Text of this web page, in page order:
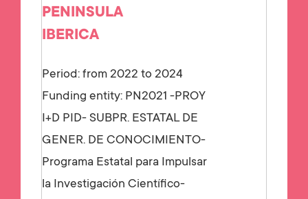
PENINSULA
IBERICA
Period: from 2022 to 2024
Funding entity: PN2021 -PROY
I+D PID- SUBPR. ESTATAL DE
GENER. DE CONOCIMIENTO-
Programa Estatal para Impulsar
la Investigación Científico-